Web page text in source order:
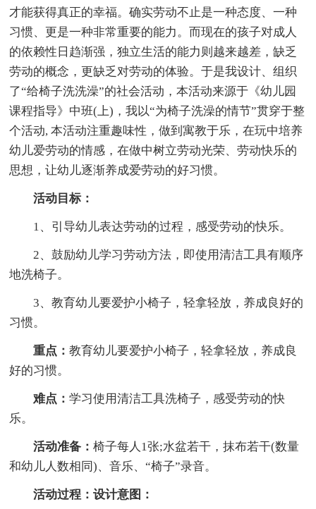
才能获得真正的幸福。确实劳动不止是一种态度、一种
习惯、更是一种非常重要的能力。而现在的孩子对成人
的依赖性日趋渐强，独立生活的能力则越来越差，缺乏
劳动的概念，更缺乏对劳动的体验。于是我设计、组织
了“给椅子洗洗澡”的社会活动，本活动来源于《幼儿园
课程指导》中班(上)，我以“为椅子洗澡的情节”贯穿于整
个活动, 本活动注重趣味性，做到寓教于乐，在玩中培养
幼儿爱劳动的情感，在做中树立劳动光荣、劳动快乐的
思想，让幼儿逐渐养成爱劳动的好习惯。
活动目标：
1、引导幼儿表达劳动的过程，感受劳动的快乐。
2、鼓励幼儿学习劳动方法，即使用清洁工具有顺序
地洗椅子。
3、教育幼儿要爱护小椅子，轻拿轻放，养成良好的
习惯。
重点：教育幼儿要爱护小椅子，轻拿轻放，养成良
好的习惯。
难点：学习使用清洁工具洗椅子，感受劳动的快
乐。
活动准备：椅子每人1张;水盆若干，抹布若干(数量
和幼儿人数相同)、音乐、“椅子”录音。
活动过程：设计意图：